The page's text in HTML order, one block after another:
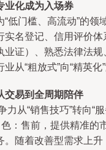
业化成为入场券
低门槛、高流动”的
实名登记、信用评价
业证）、熟悉法律法
从“粗放式”向“精英化”
交易到全周期陪伴
力从“销售技巧”转向
色：售前，提供精准
随着改善型需求上